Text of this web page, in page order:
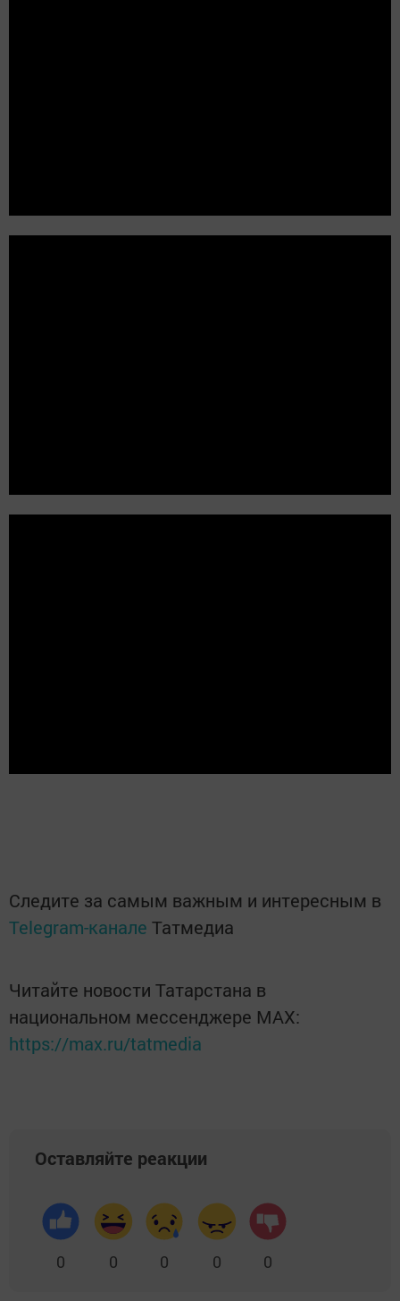
Следите за самым важным и интересным в
Telegram-канале Татмедиа
Читайте новости Татарстана в
национальном мессенджере MАХ:
https://max.ru/tatmedia
Оставляйте реакции
0 0 0 0 0